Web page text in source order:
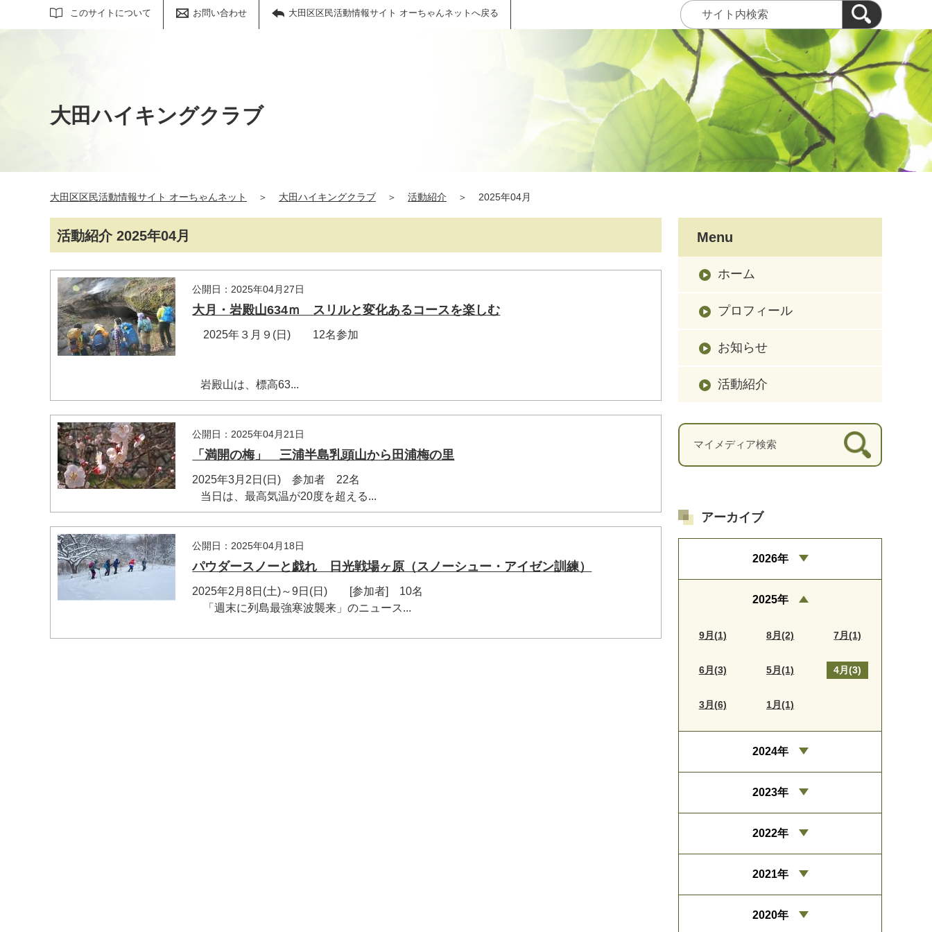
このサイトについて お問い合わせ 大田区区民活動情報サイト オーちゃんネットへ戻る
サイト内検索
大田ハイキングクラブ
大田区区民活動情報サイト オーちゃんネット ＞ 大田ハイキングクラブ ＞ 活動紹介 ＞ 2025年04月
活動紹介 2025年04月
公開日：2025年04月27日
大月・岩殿山634ｍ スリルと変化あるコースを楽しむ
2025年３月９(日) 12名参加
岩殿山は、標高63...
公開日：2025年04月21日
「満開の梅」 三浦半島乳頭山から田浦梅の里
2025年3月2日(日) 参加者 22名
当日は、最高気温が20度を超える...
公開日：2025年04月18日
パウダースノーと戯れ 日光戦場ヶ原（スノーシュー・アイゼン訓練）
2025年2月8日(土)～9日(日) [参加者] 10名
「週末に列島最強寒波襲来」のニュース...
Menu
ホーム
プロフィール
お知らせ
活動紹介
マイメディア検索
アーカイブ
2026年
2025年
9月(1) 8月(2) 7月(1)
6月(3) 5月(1) 4月(3)
3月(6) 1月(1)
2024年
2023年
2022年
2021年
2020年